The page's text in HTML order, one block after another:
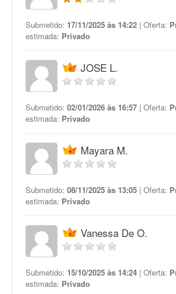
Submetido: 17/11/2025 às 14:22 | Oferta:
estimada: Privado
JOSE L.
Submetido: 02/01/2026 às 16:57 | Oferta:
estimada: Privado
Mayara M.
Submetido: 08/11/2025 às 13:05 | Oferta:
estimada: Privado
Vanessa De O.
Submetido: 15/10/2025 às 14:24 | Oferta:
estimada: Privado